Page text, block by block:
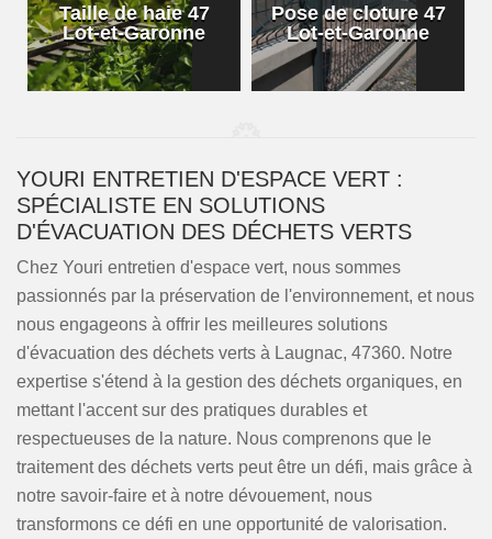
Taille de haie 47
Lot-et-Garonne
Pose de cloture 47
Lot-et-Garonne
YOURI ENTRETIEN D'ESPACE VERT :
SPÉCIALISTE EN SOLUTIONS
D'ÉVACUATION DES DÉCHETS VERTS
Chez Youri entretien d'espace vert, nous sommes
passionnés par la préservation de l'environnement, et nous
nous engageons à offrir les meilleures solutions
d'évacuation des déchets verts à Laugnac, 47360. Notre
expertise s'étend à la gestion des déchets organiques, en
mettant l'accent sur des pratiques durables et
respectueuses de la nature. Nous comprenons que le
traitement des déchets verts peut être un défi, mais grâce à
notre savoir-faire et à notre dévouement, nous
transformons ce défi en une opportunité de valorisation.